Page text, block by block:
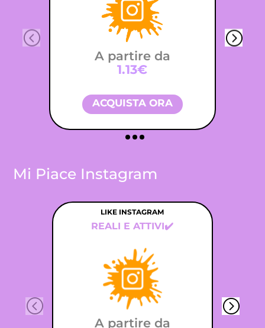
A partire da
1.13€
ACQUISTA ORA
Mi Piace Instagram
LIKE INSTAGRAM
REALI E ATTIVI✔️
A partire da